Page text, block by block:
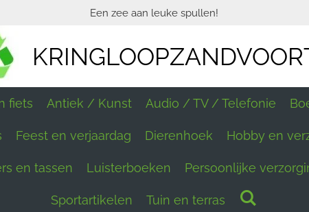
Een zee aan leuke spullen!
fiets Antiek / Kunst Audio / TV / Telefonie
Feest en verjaardag Dierenhoek Hobby en
en tassen Luisterboeken Persoonlijke
Sportartikelen Tuin en terras